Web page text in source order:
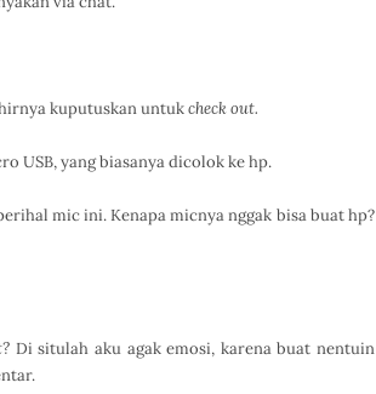
kuputuskan untukcheck out.
USB, yang biasanya dicolok ke hp.
mic ini. Kenapa micnya nggak bisa buat hp?
Di situlah aku agak emosi, karena buat nentuin